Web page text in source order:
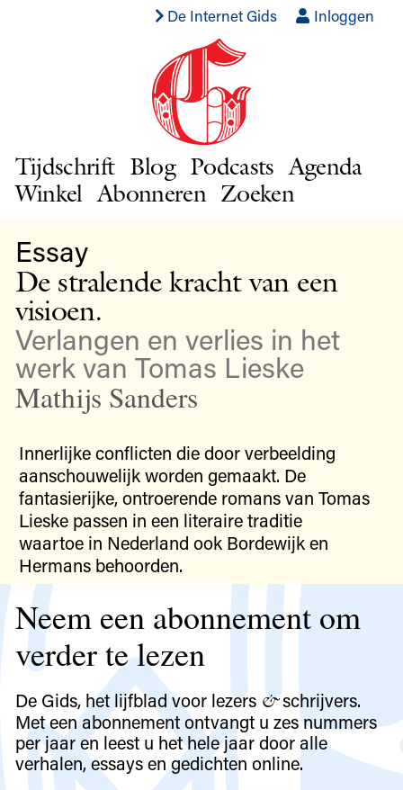
De Internet Gids Inloggen
Tijdschrift Blog Podcasts Agenda
Winkel Abonneren Zoeken
Essay
De stralende kracht van een
visioen.
Verlangen en verlies in het
werk van Tomas Lieske
Mathijs Sanders
Innerlijke conflicten die door verbeelding
aanschouwelijk worden gemaakt. De
fantasierijke, ontroerende romans van Tomas
Lieske passen in een literaire traditie
waartoe in Nederland ook Bordewijk en
Hermans behoorden.
Neem een abonnement om
verder te lezen
De Gids, het lijfblad voor lezers &schrijvers.
Met een abonnement ontvangt u zes nummers
per jaar en leest u het hele jaar door alle
verhalen, essays en gedichten online.